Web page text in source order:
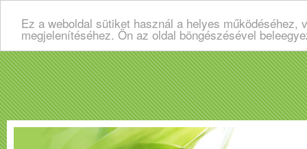
Ez a weboldal sütiket használ a helyes
megjelenítéséhez. Ön az oldal böngészésével